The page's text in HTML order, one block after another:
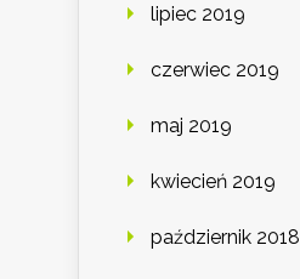
lipiec 2019
czerwiec 2019
maj 2019
kwiecień 2019
październik 2018